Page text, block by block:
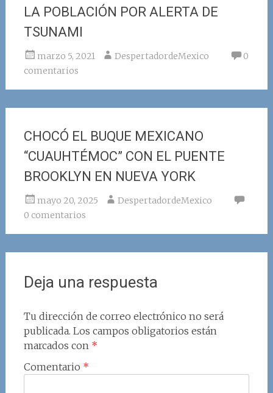
LA POBLACIÓN POR ALERTA DE
TSUNAMI
marzo 5, 2021 DespertadordeMexico
0
comentarios
CHOCÓ EL BUQUE MEXICANO
“CUAUHTÉMOC” CON EL PUENTE
BROOKLYN EN NUEVA YORK
mayo 20, 2025
DespertadordeMexico
0 comentarios
Deja una respuesta
Tu dirección de correo electrónico no será
publicada. Los campos obligatorios están
marcados con *
Comentario *